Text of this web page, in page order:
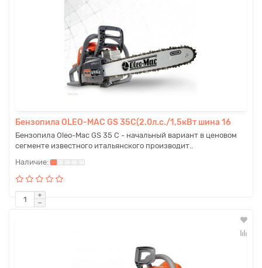
Бензопила OLEO-MAC GS 35C(2.0л.с./1,5кВт шина 16
Бензопила Oleo-Mac GS 35 C - начальный вариант в ценовом
сегменте известного итальянского производит..